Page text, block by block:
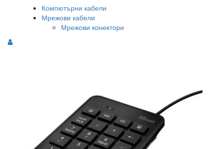
Компютърни кабели
Мрежови кабели
Мрежови конектори